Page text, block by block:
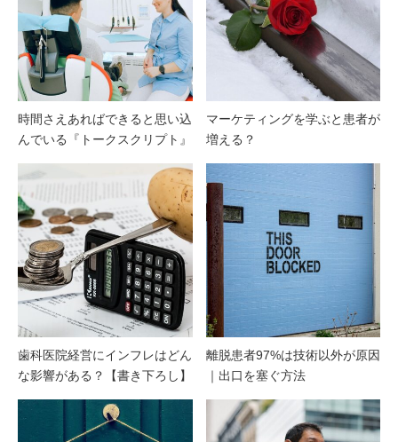
時間さえあればできると思い込
んでいる『トークスクリプト』
マーケティングを学ぶと患者が
増える？
歯科医院経営にインフレはどん
な影響がある？【書き下ろし】
離脱患者97%は技術以外が原因
｜出口を塞ぐ方法